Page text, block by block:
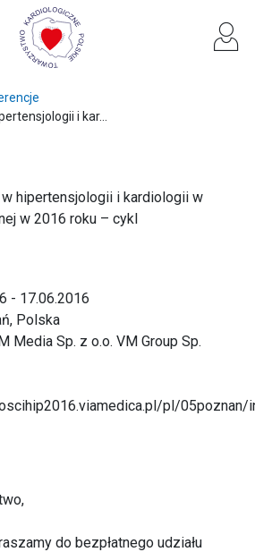
i kar...
hipertensjologii i kardiologii w
w 2016 roku – cykl
- 17.06.2016
Polska
Media Sp. z o.o. VM Group Sp.
pl/05poznan/
do bezpłatnego udziału